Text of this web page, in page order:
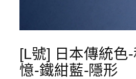
[L號] 日本傳統色
憶-鐵紺藍-隱形